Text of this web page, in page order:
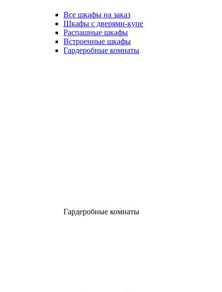
Все шкафы на заказ
Шкафы с дверями-купе
Распашные шкафы
Встроенные шкафы
Гардеробные комнаты
Гардеробные комнаты